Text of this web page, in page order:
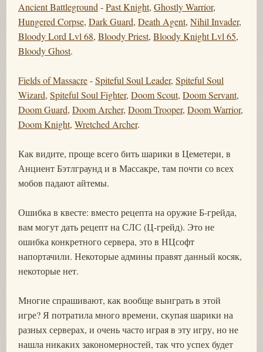
Ancient Battleground-Past Knight, Ghostly Warrior,
Hungered Corpse, Dark Guard, Death Agent, Nihil Invader,
Bloody Lord Lvl 68, Bloody Priest, Bloody Knight Lvl 65,
Bloody Ghost.
Fields of Massacre-Spiteful Soul Leader, Spiteful Soul
Wizard, Spiteful Soul Fighter, Doom Scout, Doom Servant,
Doom Guard, Doom Archer, Doom Trooper, Doom Warrior,
Doom Knight, Wretched Archer.
Как видите, проще всего бить шарики в Цеметери, в
Анциент Бэтлграунд и в Массакре, там почти со всех
мобов падают айтемы.
Ошибка в квесте: вместо рецепта на оружие Б-грейда,
вам могут дать рецепт на СЛС (Ц-грейд). Это не
ошибка конкретного сервера, это в НЦсофт
напортачили. Некоторые админы правят данный косяк,
некоторые нет.
Многие спрашивают, как вообще выиграть в этой
игре? Я потратила много времени, скупая шарики на
разных серверах, и очень часто играя в эту игру, но не
нашла никаких закономерностей, так что успех будет